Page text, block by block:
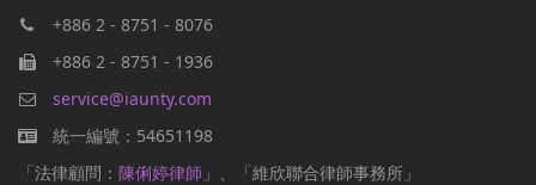
+886 2 - 8751 - 8076
+886 2 - 8751 - 1936
service@iaunty.com
統一編號：54651198
「法律顧問： 陳俐婷律師 」、「維欣聯合律師事務所」